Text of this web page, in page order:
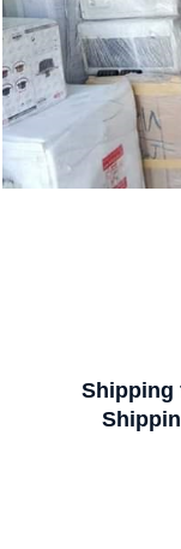
Shipping